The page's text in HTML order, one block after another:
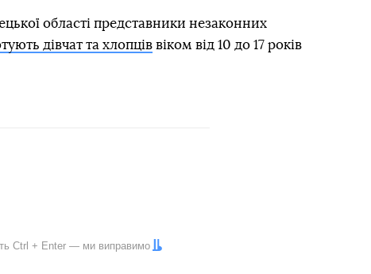
області представники незаконних
дівчат та хлопціввіком від 10 до 17 років
Ctrl + Enter — ми виправимо